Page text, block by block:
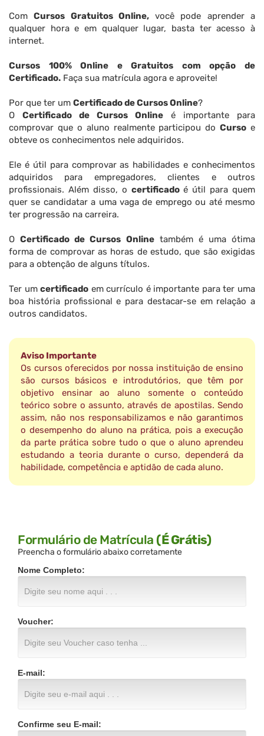
ComCursos Gratuitos Online,você pode aprender a
qualquer hora e em qualquer lugar, basta ter acesso à
internet.
Cursos 100% Online e Gratuitos com opção de
Certificado. Faça sua matrícula agora e aproveite!
Por que ter um Certificado de Cursos Online?
O Certificado de Cursos Online é importante para
comprovar que o aluno realmente participou doCurso e
obteve os conhecimentos nele adquiridos.
Ele é útil para comprovar as habilidades e conhecimentos
adquiridos para empregadores, clientes e outros
profissionais. Além disso, o certificadoé útil para quem
quer se candidatar a uma vaga de emprego ou até mesmo
ter progressão na carreira.
OCertificado de Cursos Onlinetambém é uma ótima
forma de comprovar as horas de estudo, que são exigidas
para a obtenção de alguns títulos.
Ter umcertificado em currículo é importante para ter uma
boa história profissional e para destacar-se em relação a
outros candidatos.
Aviso Importante
Os cursos oferecidos por nossa instituição de ensino
são cursos básicos e introdutórios, que têm por
objetivo ensinar ao aluno somente o conteúdo
teórico sobre o assunto, através de apostilas. Sendo
assim, não nos responsabilizamos e não garantimos
o desempenho do aluno na prática, pois a execução
da parte prática sobre tudo o que o aluno aprendeu
estudando a teoria durante o curso, dependerá da
habilidade, competência e aptidão de cada aluno.
Formulário de Matrícula (É Grátis)
Preencha o formulário abaixo corretamente
Nome Completo:
Voucher:
E-mail:
Confirme seu E-mail: